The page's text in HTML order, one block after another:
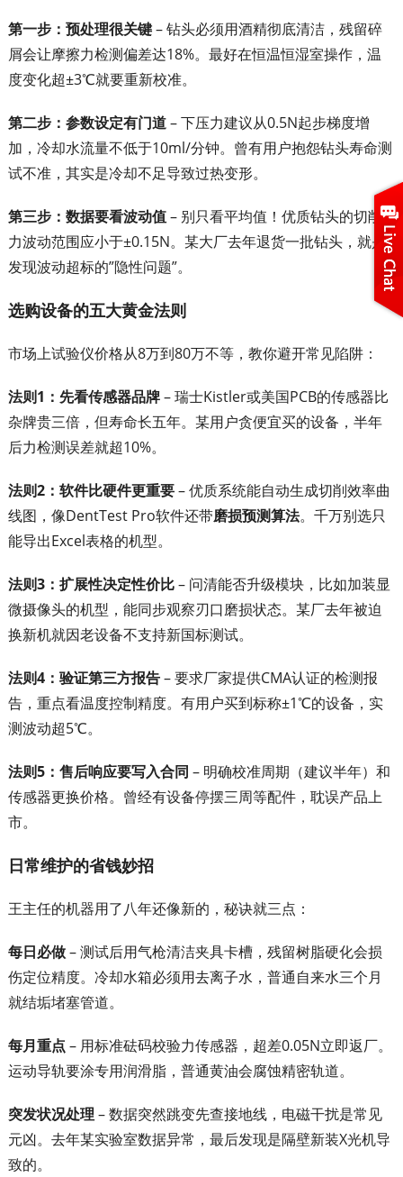
第一步：预处理很关键– 钻头必须用酒精彻底清洁，残留碎
屑会让摩擦力检测偏差达18%。最好在恒温恒湿室操作，温
度变化超±3℃就要重新校准。
第二步：参数设定有门道– 下压力建议从0.5N起步梯度增
加，冷却水流量不低于10ml/分钟。曾有用户抱怨钻头寿命测
试不准，其实是冷却不足导致过热变形。
第三步：数据要看波动值– 别只看平均值！优质钻头的切削
力波动范围应小于±0.15N。某大厂去年退货一批钻头，就是
发现波动超标的”隐性问题”。
选购设备的五大黄金法则
市场上试验仪价格从8万到80万不等，教你避开常见陷阱：
法则1：先看传感器品牌– 瑞士Kistler或美国PCB的传感器比
杂牌贵三倍，但寿命长五年。某用户贪便宜买的设备，半年
后力检测误差就超10%。
法则2：软件比硬件更重要– 优质系统能自动生成切削效率曲
线图，像DentTest Pro软件还带磨损预测算法。千万别选只
能导出Excel表格的机型。
法则3：扩展性决定性价比– 问清能否升级模块，比如加装显
微摄像头的机型，能同步观察刃口磨损状态。某厂去年被迫
换新机就因老设备不支持新国标测试。
法则4：验证第三方报告– 要求厂家提供CMA认证的检测报
告，重点看温度控制精度。有用户买到标称±1℃的设备，实
测波动超5℃。
法则5：售后响应要写入合同 – 明确校准周期（建议半年）和
传感器更换价格。曾经有设备停摆三周等配件，耽误产品上
市。
日常维护的省钱妙招
王主任的机器用了八年还像新的，秘诀就三点：
每日必做– 测试后用气枪清洁夹具卡槽，残留树脂硬化会损
伤定位精度。冷却水箱必须用去离子水，普通自来水三个月
就结垢堵塞管道。
每月重点 – 用标准砝码校验力传感器，超差0.05N立即返厂。
运动导轨要涂专用润滑脂，普通黄油会腐蚀精密轨道。
突发状况处理 – 数据突然跳变先查接地线，电磁干扰是常见
元凶。去年某实验室数据异常，最后发现是隔壁新装X光机导
致的。